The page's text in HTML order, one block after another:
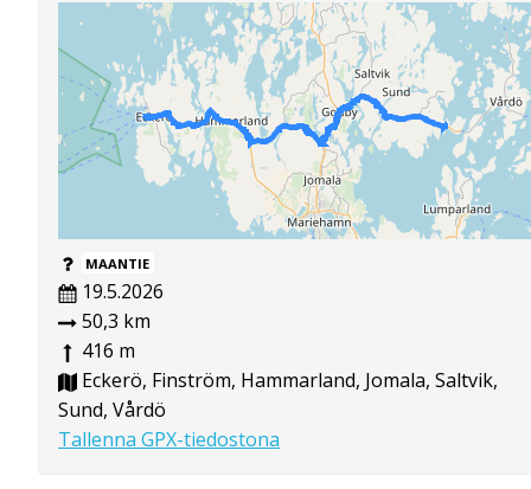
MAANTIE
19.5.2026
50,3 km
416 m
Eckerö, Finström, Hammarland, Jomala, Saltvik,
Sund, Vårdö
Tallenna GPX-tiedostona